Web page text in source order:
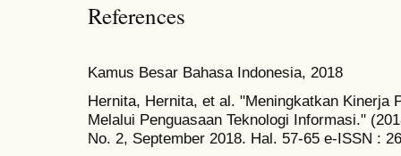
References
Kamus Besar Bahasa Indonesia, 2018
Hernita, Hernita, et al. "Meningkatkan Kinerja
Melalui Penguasaan Teknologi Informasi."
No. 2, September 2018. Hal. 57-65 e-ISSN :